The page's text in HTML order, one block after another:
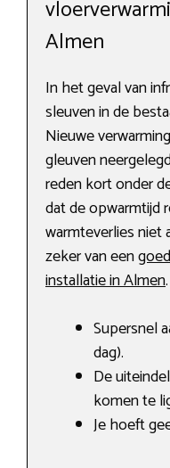
Almen
In het geval van
sleuven in de
Nieuwe
gleuven
reden kort onder
dat de opwarmtijd
warmteverlies niet
zeker van een
installatie in Almen.
Supersnel
dag).
De
komen te
Je hoeft